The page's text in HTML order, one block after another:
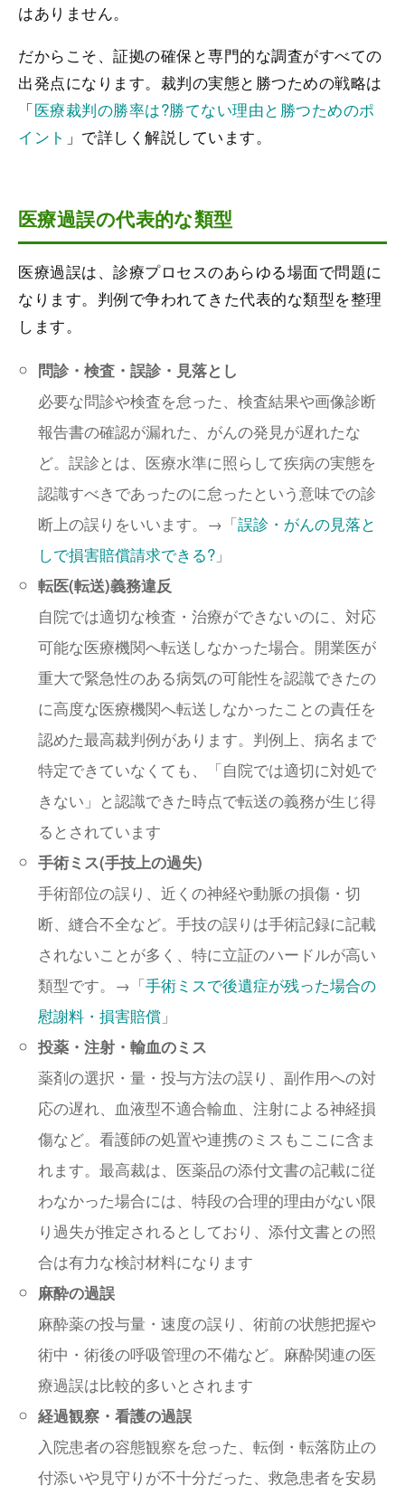
はありません。
だからこそ、証拠の確保と専門的な調査がすべての
出発点になります。裁判の実態と勝つための戦略は
「医療裁判の勝率は?勝てない理由と勝つためのポ
イント 」で詳しく解説しています。
医療過誤の代表的な類型
医療過誤は、診療プロセスのあらゆる場面で問題に
なります。判例で争われてきた代表的な類型を整理
します。
問診・検査・誤診・見落とし
必要な問診や検査を怠った、検査結果や画像診断
報告書の確認が漏れた、がんの発見が遅れたな
ど。誤診とは、医療水準に照らして疾病の実態を
認識すべきであったのに怠ったという意味での診
断上の誤りをいいます。→「誤診・がんの見落と
しで損害賠償請求できる? 」
転医(転送)義務違反
自院では適切な検査・治療ができないのに、対応
可能な医療機関へ転送しなかった場合。開業医が
重大で緊急性のある病気の可能性を認識できたの
に高度な医療機関へ転送しなかったことの責任を
認めた最高裁判例があります。判例上、病名まで
特定できていなくても、「自院では適切に対処で
きない」と認識できた時点で転送の義務が生じ得
るとされています
手術ミス(手技上の過失)
手術部位の誤り、近くの神経や動脈の損傷・切
断、縫合不全など。手技の誤りは手術記録に記載
されないことが多く、特に立証のハードルが高い
類型です。→「手術ミスで後遺症が残った場合の
慰謝料・損害賠償 」
投薬・注射・輸血のミス
薬剤の選択・量・投与方法の誤り、副作用への対
応の遅れ、血液型不適合輸血、注射による神経損
傷など。看護師の処置や連携のミスもここに含ま
れます。最高裁は、医薬品の添付文書の記載に従
わなかった場合には、特段の合理的理由がない限
り過失が推定されるとしており、添付文書との照
合は有力な検討材料になります
麻酔の過誤
麻酔薬の投与量・速度の誤り、術前の状態把握や
術中・術後の呼吸管理の不備など。麻酔関連の医
療過誤は比較的多いとされます
経過観察・看護の過誤
入院患者の容態観察を怠った、転倒・転落防止の
付添いや見守りが不十分だった、救急患者を安易